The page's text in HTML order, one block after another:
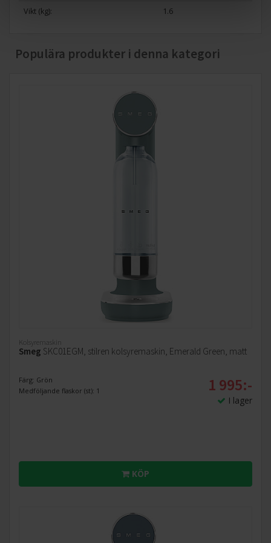
My smeg assistant
Med My Smeg Assistant får du smart hjälp direkt i mobilen.
Skanna QR-koden för att snabbt komma åt
Vikt (kg):
1.6
Populära produkter i denna kategori
Kolsyremaskin
Smeg SKC01EGM, stilren kolsyremaskin, Emerald Green, matt
Färg: Grön
Medföljande flaskor (st): 1
1 995:-
I lager
KÖP